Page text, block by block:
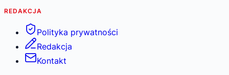
REDAKCJA
Polityka prywatności
Redakcja
Kontakt